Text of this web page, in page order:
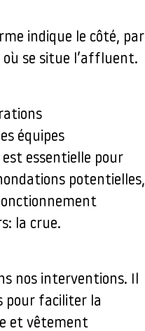
indique le côté, par
où se situe l’affluent.
équipes
essentielle pour
potentielles,
la crue.
nos interventions. Il
pour faciliter la
et vêtement